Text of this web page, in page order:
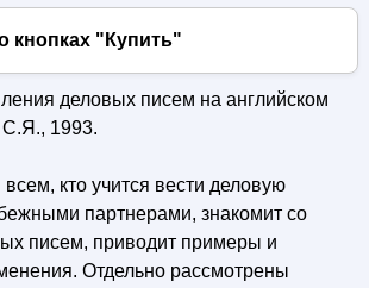
кнопках "Купить"
деловых писем на английском
1993.
всем, кто учится вести деловую
партнерами, знакомит со
писем, приводит примеры и
Отдельно рассмотрены